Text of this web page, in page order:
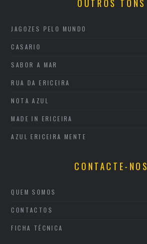
OUTROS TONS
JAGOZES PELO MUNDO
CASARIO
SABOR A MAR
RUA DA ERICEIRA
NOTA AZUL
MADE IN ERICEIRA
AZUL ERICEIRA MENTE
CONTACTE-NOS
QUEM SOMOS
CONTACTOS
FICHA TÉCNICA